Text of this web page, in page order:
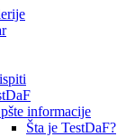
informacije
Šta je TestDaF?